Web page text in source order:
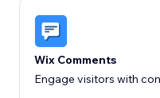
Wix Comments
Engage visitors with